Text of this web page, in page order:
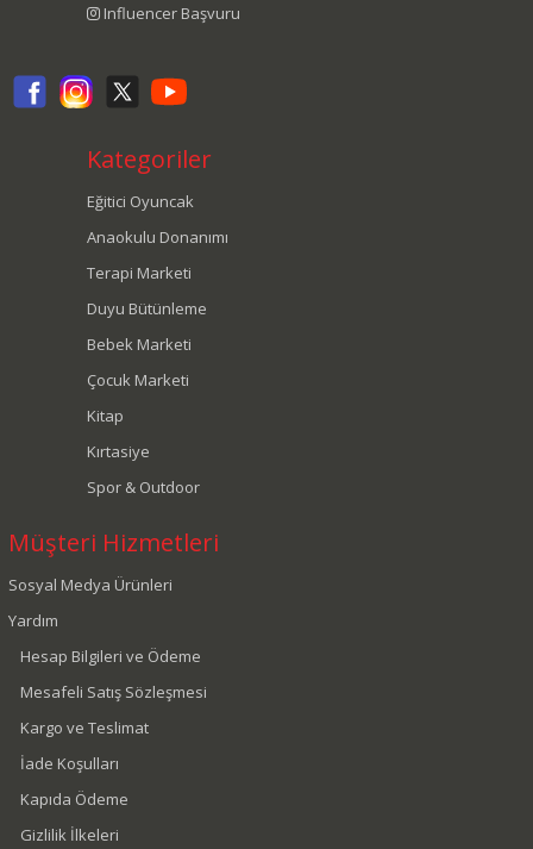
Influencer Başvuru
Kategoriler
Eğitici Oyuncak
Anaokulu Donanımı
Terapi Marketi
Duyu Bütünleme
Bebek Marketi
Çocuk Marketi
Kitap
Kırtasiye
Spor & Outdoor
Müşteri Hizmetleri
Sosyal Medya Ürünleri
Yardım
Hesap Bilgileri ve Ödeme
Mesafeli Satış Sözleşmesi
Kargo ve Teslimat
İade Koşulları
Kapıda Ödeme
Gizlilik İlkeleri